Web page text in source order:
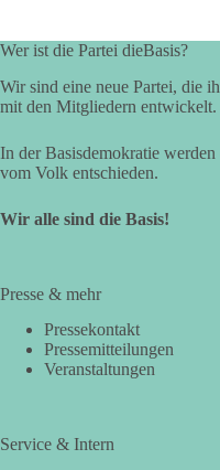
Wer ist die Partei dieBasis?
Wir sind eine neue Partei, die
mit den Mitgliedern entwickelt.
In der Basisdemokratie
vom Volk entschieden.
Wir alle sind die Basis!
Presse & mehr
Pressekontakt
Pressemitteilungen
Veranstaltungen
Service & Intern